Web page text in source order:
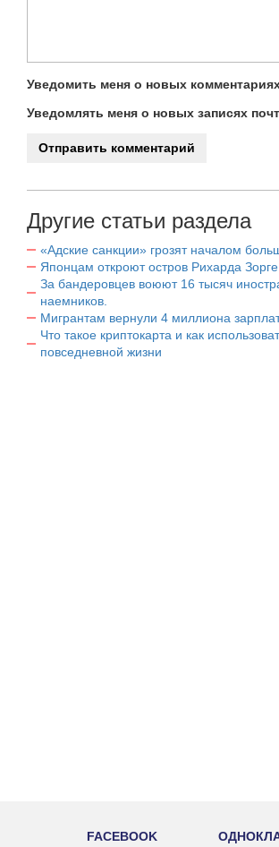
Уведомить меня о новых
Уведомлять меня о новых записях
Другие статьи раздела
«Адские санкции» грозят началом
Японцам откроют остров Рихарда Зорге
За бандеровцев воюют 16 тысяч
наемников.
Мигрантам вернули 4 миллиона
Что такое криптокарта и как
повседневной жизни
FACEBOOK